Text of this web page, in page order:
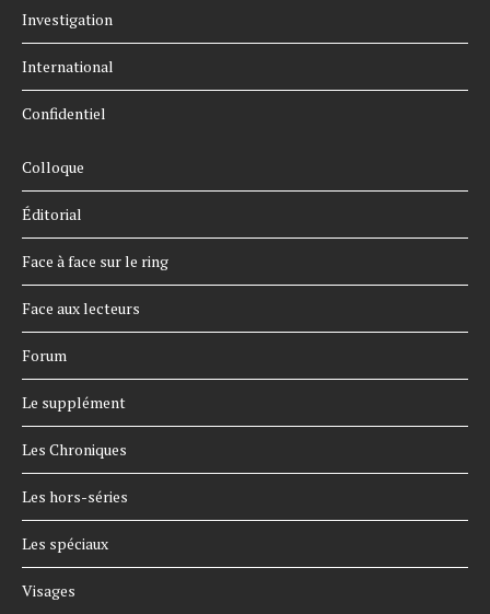
Investigation
International
Confidentiel
Colloque
Éditorial
Face à face sur le ring
Face aux lecteurs
Forum
Le supplément
Les Chroniques
Les hors-séries
Les spéciaux
Visages